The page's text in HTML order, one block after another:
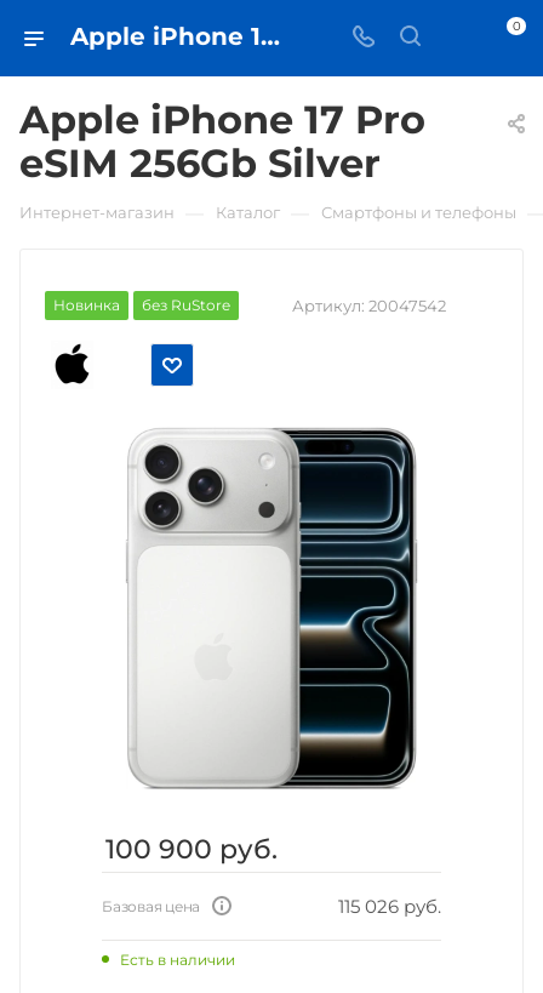
Apple iPhone 17 Pro eSIM 256Gb Silver • купить в Самаре - iЧехол 0
Apple iPhone 17 Pro
eSIM 256Gb Silver
Интернет-магазин Каталог Смартфоны и телефоны
Новинка без RuStore Артикул: 20047542
100 900 руб.
Базовая цена 115 026 руб.
Есть в наличии